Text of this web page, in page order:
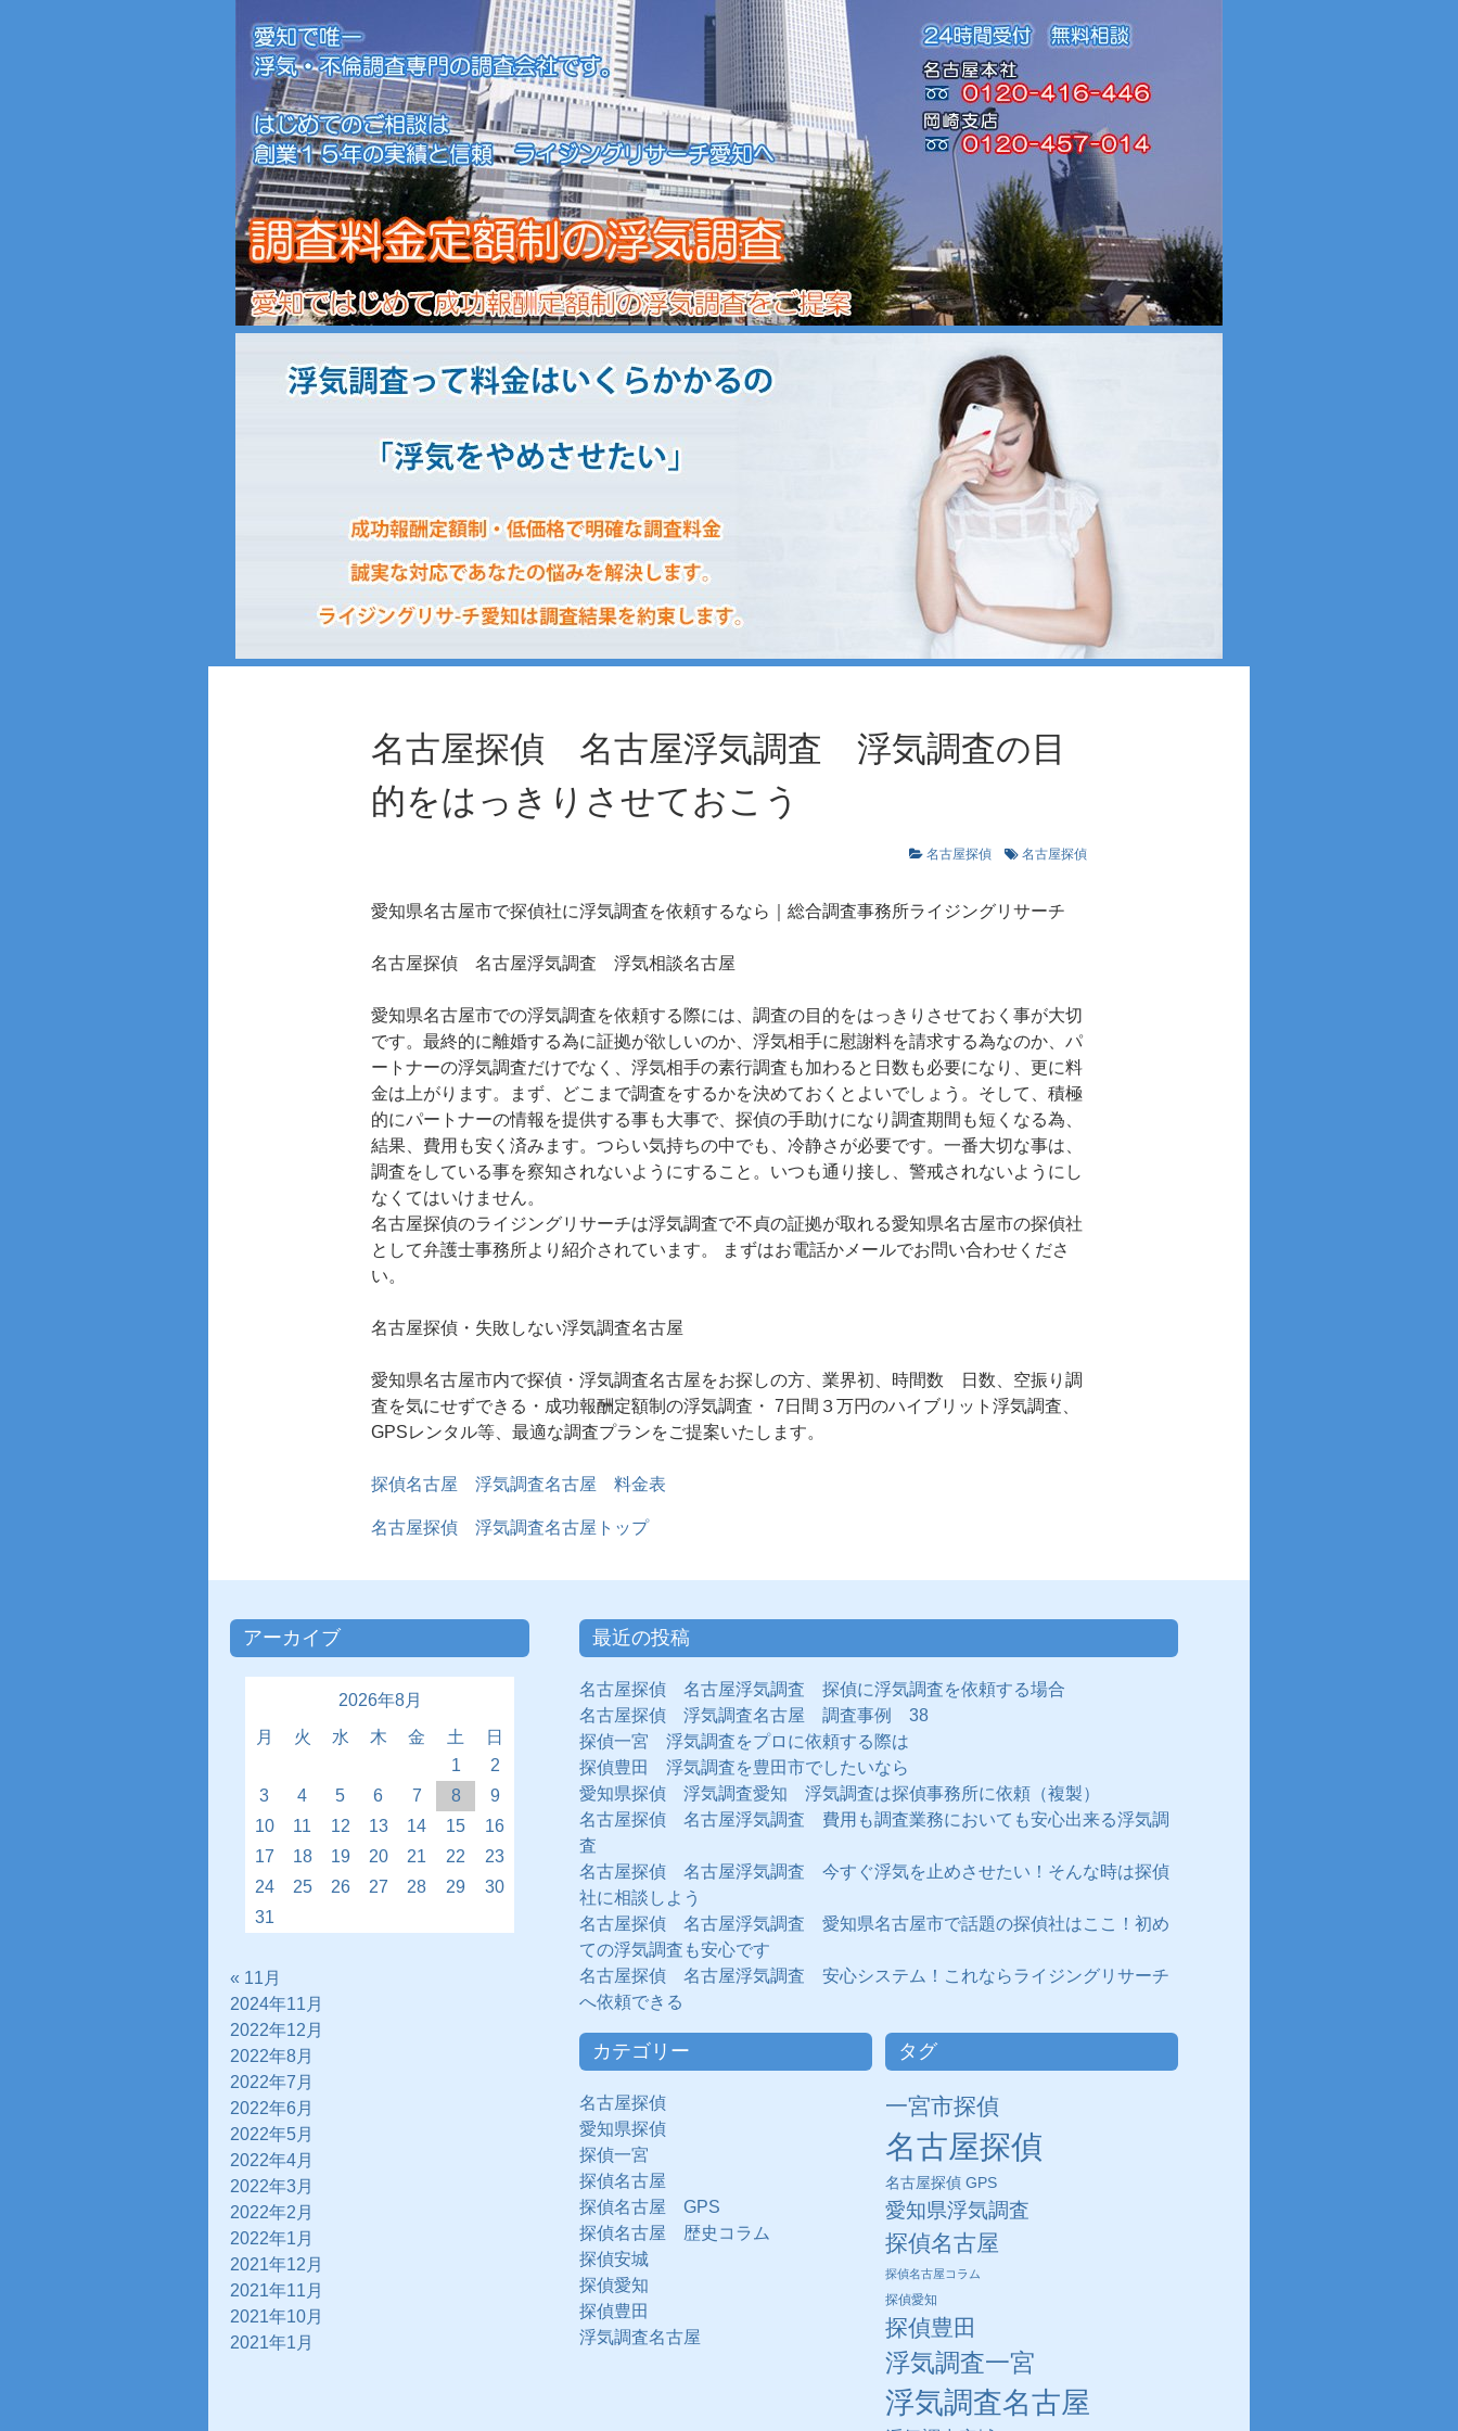
名古屋探偵 名古屋浮気調査 浮気調査の目
的をはっきりさせておこう
名古屋探偵 名古屋探偵
愛知県名古屋市で探偵社に浮気調査を依頼するなら｜総合調査事務所ライジングリサーチ
名古屋探偵 名古屋浮気調査 浮気相談名古屋
愛知県名古屋市での浮気調査を依頼する際には、調査の目的をはっきりさせておく事が大切
です。最終的に離婚する為に証拠が欲しいのか、浮気相手に慰謝料を請求する為なのか、パ
ートナーの浮気調査だけでなく、浮気相手の素行調査も加わると日数も必要になり、更に料
金は上がります。まず、どこまで調査をするかを決めておくとよいでしょう。そして、積極
的にパートナーの情報を提供する事も大事で、探偵の手助けになり調査期間も短くなる為、
結果、費用も安く済みます。つらい気持ちの中でも、冷静さが必要です。一番大切な事は、
調査をしている事を察知されないようにすること。いつも通り接し、警戒されないようにし
なくてはいけません。
名古屋探偵のライジングリサーチは浮気調査で不貞の証拠が取れる愛知県名古屋市の探偵社
として弁護士事務所より紹介されています。 まずはお電話かメールでお問い合わせくださ
い。
名古屋探偵 ・失敗しない浮気調査名古屋
愛知県名古屋市内で探偵・浮気調査名古屋をお探しの方、業界初、時間数 日数、空振り調
査を気にせずできる・成功報酬定額制の浮気調査・ 7日間３万円のハイブリット浮気調査、
GPSレンタル等、最適な調査プランをご提案いたします。
探偵名古屋 浮気調査名古屋 料金表
名古屋探偵 浮気調査名古屋トップ
アーカイブ
2026年8月
月
火 水 木 金 土
日
1
2
3
4 5 6 7 8
9
10
11 12 13 14 15
16
17
18 19 20 21 22
23
24
25 26 27 28 29
30
31
« 11月
2024年11月
2022年12月
2022年8月
2022年7月
2022年6月
2022年5月
2022年4月
2022年3月
2022年2月
2022年1月
2021年12月
2021年11月
2021年10月
2021年1月
最近の投稿
名古屋探偵 名古屋浮気調査 探偵に浮気調査を依頼する場合
名古屋探偵 浮気調査名古屋 調査事例 38
探偵一宮 浮気調査をプロに依頼する際は
探偵豊田 浮気調査を豊田市でしたいなら
愛知県探偵 浮気調査愛知 浮気調査は探偵事務所に依頼（複製）
名古屋探偵 名古屋浮気調査 費用も調査業務においても安心出来る浮気調
査
名古屋探偵 名古屋浮気調査 今すぐ浮気を止めさせたい！そんな時は探偵
社に相談しよう
名古屋探偵 名古屋浮気調査 愛知県名古屋市で話題の探偵社はここ！初め
ての浮気調査も安心です
名古屋探偵 名古屋浮気調査 安心システム！これならライジングリサーチ
へ依頼できる
カテゴリー
名古屋探偵
愛知県探偵
探偵一宮
探偵名古屋
探偵名古屋 GPS
探偵名古屋 歴史コラム
探偵安城
探偵愛知
探偵豊田
浮気調査名古屋
タグ
一宮市探偵
名古屋探偵
名古屋探偵 GPS
愛知県浮気調査
探偵名古屋
探偵名古屋コラム
探偵愛知
探偵豊田
浮気調査一宮
浮気調査名古屋